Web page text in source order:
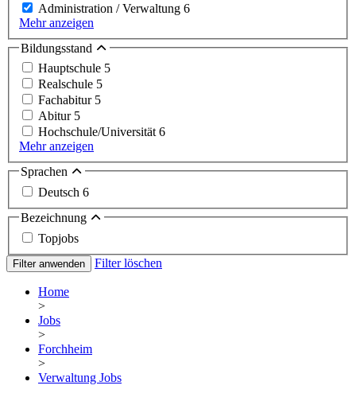
Administration / Verwaltung 6
Mehr anzeigen
Bildungsstand
Hauptschule 5
Realschule 5
Fachabitur 5
Abitur 5
Hochschule/Universität6
Mehr anzeigen
Sprachen
Deutsch 6
Bezeichnung
Topjobs
Filter anwenden Filter löschen
Home
>
Jobs
>
Forchheim
>
Verwaltung Jobs